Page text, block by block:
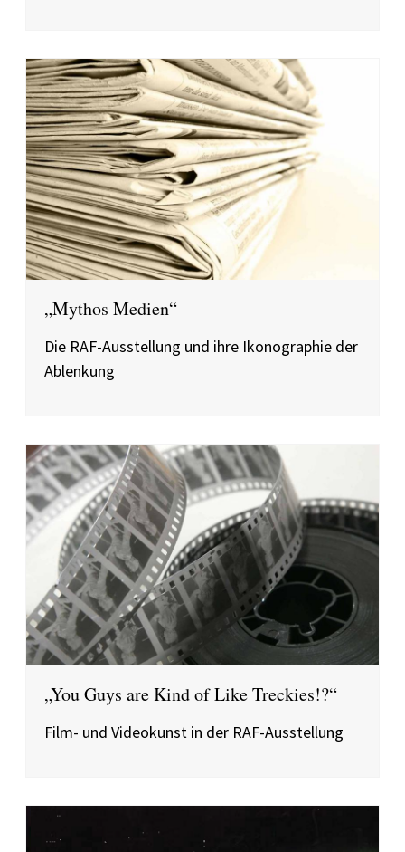
„Mythos Medien“
Die RAF-Ausstellung und ihre Ikonographie der
Ablenkung
„You Guys are Kind of Like Treckies!?“
Film- und Videokunst in der RAF-Ausstellung